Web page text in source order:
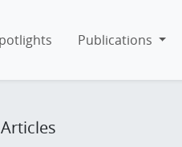
Publications